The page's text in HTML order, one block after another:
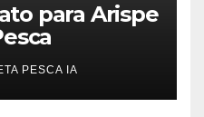
para Arispe
PESCA IA